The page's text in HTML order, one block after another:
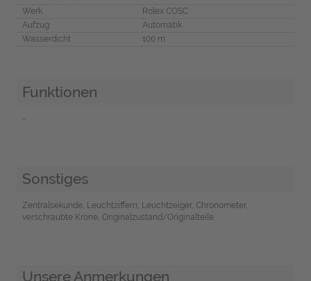
Werk
Rolex COSC
Aufzug
Automatik
Wasserdicht
100 m
Funktionen
-
Sonstiges
Zentralsekunde, Leuchtziffern, Leuchtzeiger, Chronometer,
verschraubte Krone, Originalzustand/Originalteile
Unsere Anmerkungen